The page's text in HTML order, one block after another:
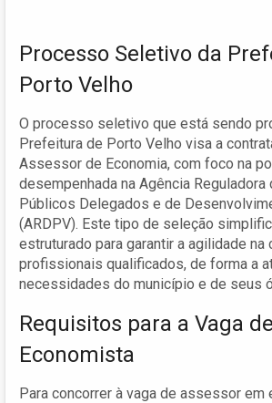
Processo Seletivo da
Porto Velho
O processo seletivo que está sendo
Prefeitura de Porto Velho visa a
Assessor de Economia, com foco na
desempenhada na Agência
Públicos Delegados e de
(ARDPV). Este tipo de seleção
estruturado para garantir a agilidade na
profissionais qualificados, de forma a
necessidades do município e de seus
Requisitos para a Vaga de
Economista
Para concorrer à vaga de assessor em